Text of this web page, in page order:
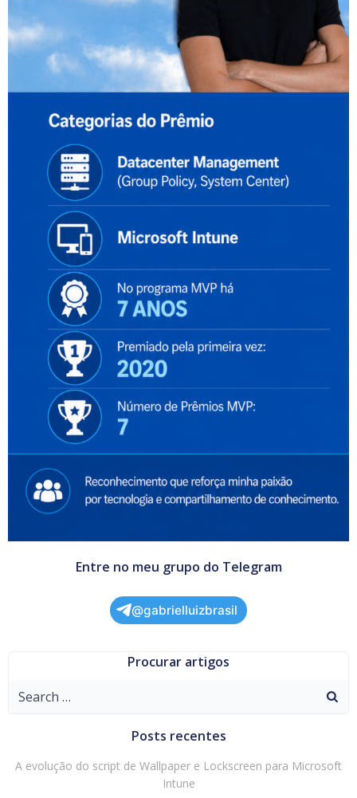
Entre no meu grupo do Telegram
@gabrielluizbrasil
Procurar artigos
Search
Posts recentes
A evolução do script de Wallpaper e Lockscreen para Microsoft
Intune